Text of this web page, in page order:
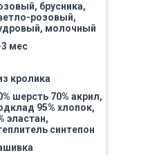
брусника,
розовый,
молочный
мес
кролика
шерсть 70% акрил,
95% хлопок,
эластан,
синтепон